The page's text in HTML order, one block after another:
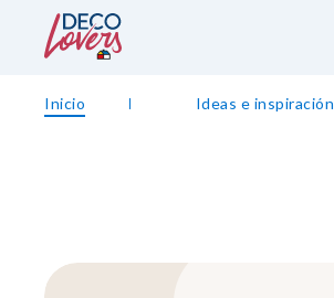
Inicio Ideas e inspiración